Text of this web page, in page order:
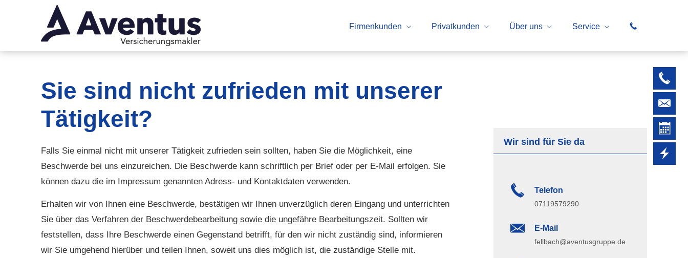
Firmenkunden Privatkunden Über uns Service
Wir sind für Sie da
Telefon
07119579290
E-Mail
fellbach@aventusgruppe.de
Sie sind nicht zufrieden mit unserer
Tätigkeit?
Falls Sie einmal nicht mit unserer Tätigkeit zufrieden sein sollten, haben Sie die Möglichkeit, eine
Beschwerde bei uns einzureichen. Die Beschwerde kann schriftlich per Brief oder per E-Mail erfolgen. Sie
können dazu die im Impressum genannten Adress- und Kontaktdaten verwenden.
Erhalten wir von Ihnen eine Beschwerde, bestätigen wir Ihnen unverzüglich deren Eingang und unterrichten
Sie über das Verfahren der Beschwerdebearbeitung sowie die ungefähre Bearbeitungszeit. Sollten wir
feststellen, dass Ihre Beschwerde einen Gegenstand betrifft, für den wir nicht zuständig sind, informieren
wir Sie umgehend hierüber und teilen Ihnen, soweit uns dies möglich ist, die zuständige Stelle mit.